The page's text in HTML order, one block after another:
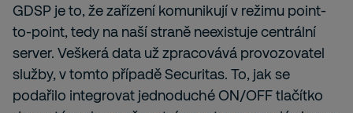
GDSP je to, že zařízení komunikují v režimu point-
to-point, tedy na naší straně neexistuje centrální
server. Veškerá data už zpracovává provozovatel
služby, v tomto případě Securitas. To, jak se
podařilo integrovat jednoduché ON/OFF tlačítko